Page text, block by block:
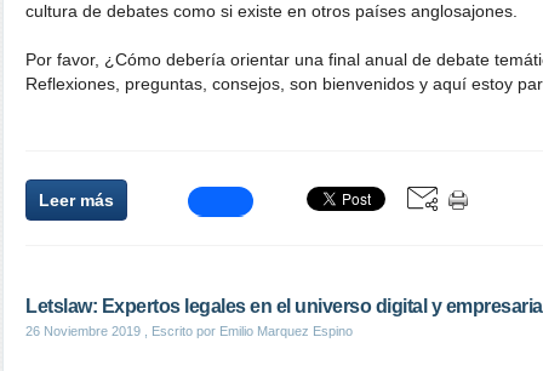
cultura de debates como si existe en otros países anglosajones.
Por favor, ¿Cómo debería orientar una final anual de debate
Reflexiones, preguntas, consejos, son bienvenidos y aquí estoy
Leer más
Letslaw: Expertos legales en el universo digital y
26 Noviembre 2019 , Escrito por Emilio Marquez Espino